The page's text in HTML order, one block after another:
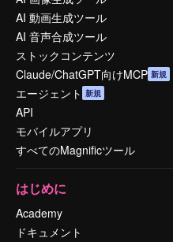
AI 動画生成ツール
AI 音声合成ツール
ストックコンテンツ
Claude/ChatGPT向けMCP 新規
エージェント 新規
API
モバイルアプリ
すべてのMagnificツール
はじめに
Academy
ドキュメント